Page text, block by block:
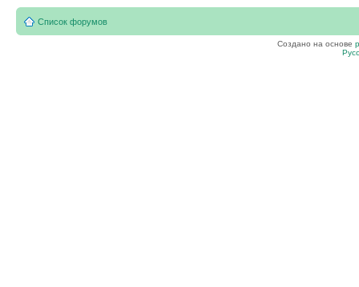
Список форумов
Создано на основе